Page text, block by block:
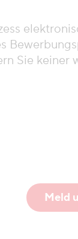
Sie keiner
Meld